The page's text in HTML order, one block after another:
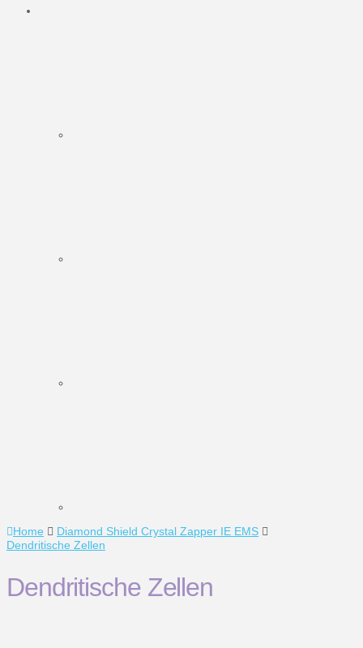
Home
Diamond Shield Crystal Zapper IE EMS
Dendritische Zellen
Dendritische Zellen